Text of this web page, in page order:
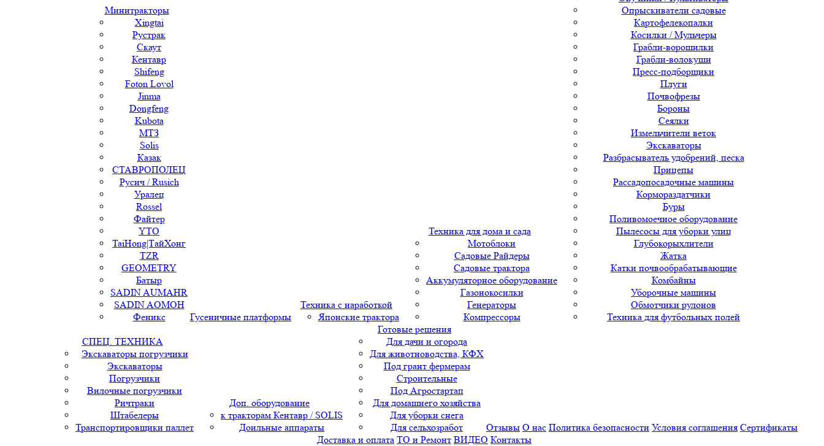
Минитракторы
Xingtai
Рустрак
Скаут
Кентавр
Shifeng
Foton Lovol
Jinma
Dongfeng
Kubota
МТЗ
Solis
Казак
СТАВРОПОЛЕЦ
Русич / Rusich
Уралец
Rossel
Файтер
YTO
TaiHong|ТайХонг
TZR
GEOMETRY
Батыр
SADIN AUMAHR
SADIN AOMOH
Феникс
Гусеничные платформы
Техника с наработкой
Японские трактора
Техника для дома и сада
Мотоблоки
Садовые Райдеры
Садовые трактора
Аккумуляторное оборудование
Газонокосилки
Генераторы
Компрессоры
Опрыскиватели садовые
Картофелекопалки
Косилки / Мульчеры
Грабли-ворошилки
Грабли-волокуши
Пресс-подборщики
Плуги
Почвофрезы
Бороны
Сеялки
Измельчители веток
Экскаваторы
Разбрасыватель удобрений, песка
Прицепы
Рассадопосадочные машины
Кормораздатчики
Буры
Поливомоечное оборудование
Пылесосы для уборки улиц
Глубокорыхлители
Жатка
Катки почвообрабатывающие
Комбайны
Уборочные машины
Обмотчики рулонов
Техника для футбольных полей
СПЕЦ. ТЕХНИКА
Экскаваторы погрузчики
Экскаваторы
Погрузчики
Вилочные погрузчики
Ричтраки
Штабелеры
Транспортировщики паллет
Доп. оборудование
к тракторам Кентавр / SOLIS
Доильные аппараты
Готовые решения
Для дачи и огорода
Для животноводства, КФХ
Под грант фермерам
Строительные
Под Агростартап
Для домашнего хозяйства
Для уборки снега
Для сельхозработ
Отзывы О нас Политика безопасности Условия соглашения Сертификаты
Доставка и оплата ТО и Ремонт ВИДЕО Контакты